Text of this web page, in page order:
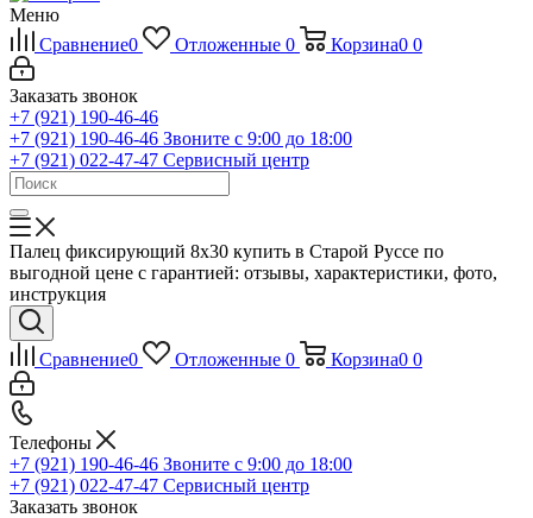
Меню
Сравнение0 Отложенные 0 Корзина0 0
Заказать звонок
+7 (921) 190-46-46
+7 (921) 190-46-46 Звоните с 9:00 до 18:00
+7 (921) 022-47-47 Сервисный центр
Палец фиксирующий 8х30 купить в Старой Руссе по
выгодной цене с гарантией: отзывы, характеристики, фото,
инструкция
Сравнение0 Отложенные 0 Корзина0 0
Телефоны
+7 (921) 190-46-46 Звоните с 9:00 до 18:00
+7 (921) 022-47-47 Сервисный центр
Заказать звонок